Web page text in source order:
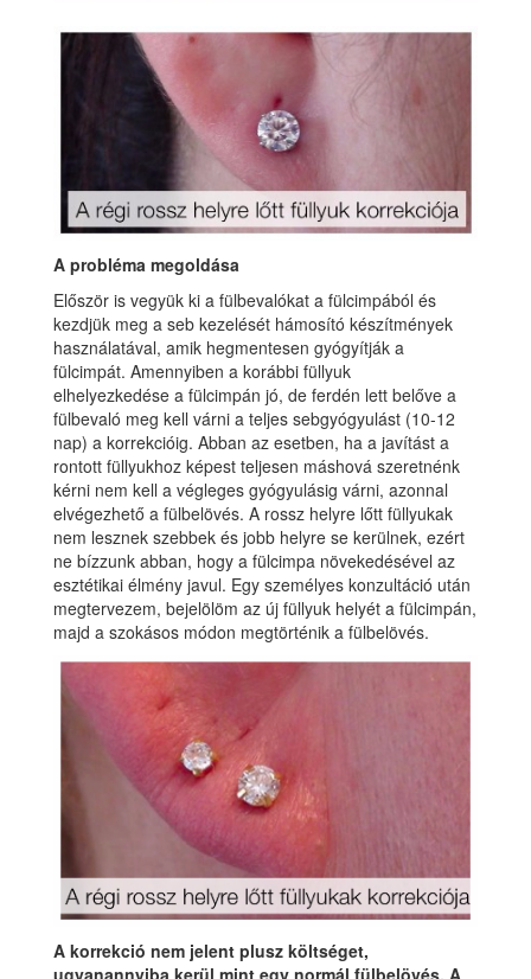
A probléma megoldása
Először is vegyük ki a fülbevalókat a fülcimpából és
kezdjük meg a seb kezelését hámosító készítmények
használatával, amik hegmentesen gyógyítják a
fülcimpát. Amennyiben a korábbi füllyuk
elhelyezkedése a fülcimpán jó, de ferdén lett belőve a
fülbevaló meg kell várni a teljes sebgyógyulást (10-12
nap) a korrekcióig. Abban az esetben, ha a javítást a
rontott füllyukhoz képest teljesen máshová szeretnénk
kérni nem kell a végleges gyógyulásig várni, azonnal
elvégezhető a fülbelövés. A rossz helyre lőtt füllyukak
nem lesznek szebbek és jobb helyre se kerülnek, ezért
ne bízzunk abban, hogy a fülcimpa növekedésével az
esztétikai élmény javul. Egy személyes konzultáció után
megtervezem, bejelölöm az új füllyuk helyét a fülcimpán,
majd a szokásos módon megtörténik a fülbelövés.
A korrekció nem jelent plusz költséget,
ugyanannyiba kerül mint egy normál fülbelövés. A